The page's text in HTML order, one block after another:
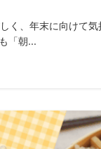
く、年末に向けて
「朝...